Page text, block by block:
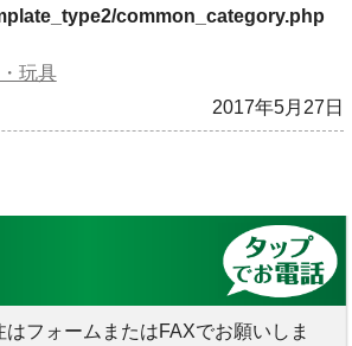
common_category.php
玩具
2017年5月27日
フォームまたはFAXでお願いしま